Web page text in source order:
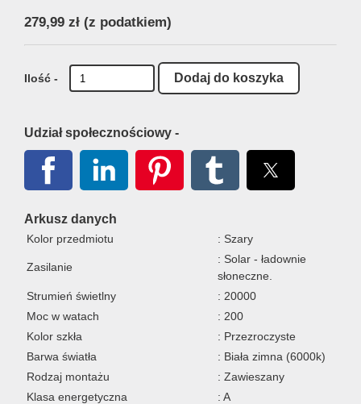
279,99 zł (z podatkiem)
Ilość -
Udział społecznościowy -
Arkusz danych
Kolor przedmiotu : Szary
Zasilanie
: Solar - ładownie
słoneczne.
Strumień świetlny
: 20000
Moc w watach
: 200
Kolor szkła
: Przezroczyste
Barwa światła
: Biała zimna (6000k)
Rodzaj montażu
: Zawieszany
Klasa energetyczna
: A